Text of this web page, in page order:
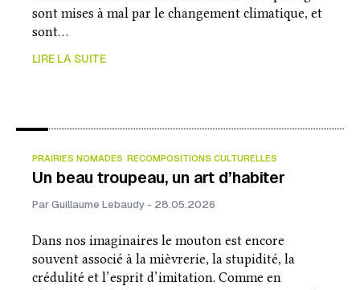
sont mises à mal par le changement climatique, et
sont…
LIRE LA SUITE
PRAIRIES NOMADES RECOMPOSITIONS CULTURELLES
Un beau troupeau, un art d’habiter
Par Guillaume Lebaudy - 28.05.2026
Dans nos imaginaires le mouton est encore
souvent associé à la mièvrerie, la stupidité, la
crédulité et l’esprit d’imitation. Comme en